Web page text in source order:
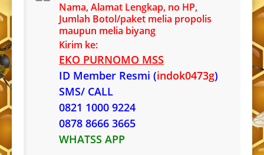
Nama, Alamat Lengkap, no HP,
Jumlah Botol/paket melia propolis
maupun melia biyang
Kirim ke:
EKO PURNOMO MSS
ID Member Resmi (indok0473g)
SMS/ CALL
0821 1000 9224
0878 8666 3665
WHATSS APP